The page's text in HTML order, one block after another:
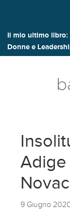
Il mio ultimo libro:
Donne e
Adige
9 Giugno